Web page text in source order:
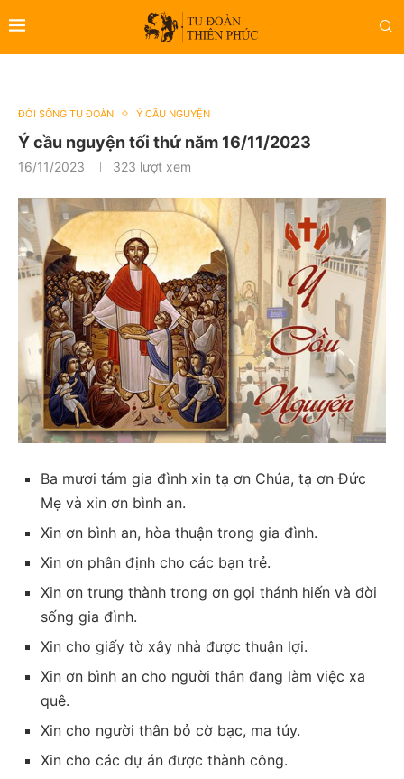
ĐỜI SỐNG TU ĐOÀN Ý CẦU NGUYỆN
Ý cầu nguyện tối thứ năm 16/11/2023
16/11/2023 323 lượt xem
Ba mươi tám gia đình xin tạ ơn Chúa, tạ ơn Đức
Mẹ và xin ơn bình an.
Xin ơn bình an, hòa thuận trong gia đình.
Xin ơn phân định cho các bạn trẻ.
Xin ơn trung thành trong ơn gọi thánh hiến và đời
sống gia đình.
Xin cho giấy tờ xây nhà được thuận lợi.
Xin ơn bình an cho người thân đang làm việc xa
quê.
Xin cho người thân bỏ cờ bạc, ma túy.
Xin cho các dự án được thành công.